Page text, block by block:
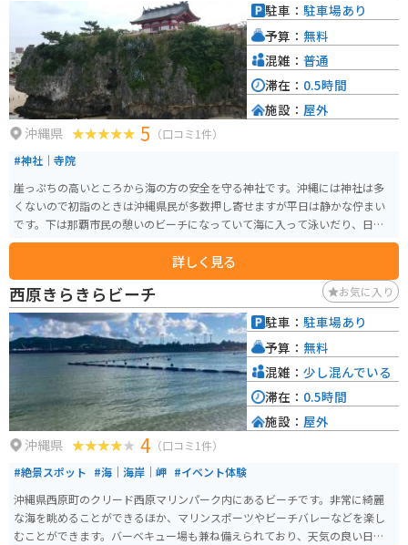
沖縄県 5 （口コミ1件）
#神社｜寺院
崖っぷちの高いところから海の方の安全を守る神社です。沖縄には神社は多
くないので初詣のときは沖縄県民が多数押し寄せますが平日は静かな佇まい
です。下は那覇市民の憩いのビーチになっていて海に入って泳いだり、日光
浴ができます。
詳しく見る
駐車： 駐車場あり
予算： 無料
混雑： 普通
滞在： 0.5時間
施設： 屋外
西原きらきらビーチ お気に入り
沖縄県 4 （口コミ1件）
#絶景スポット #海｜海岸｜岬 #イベント体験
沖縄県西原町のクリード西原マリンパーク内にあるビーチです。非常に綺麗
な海を眺めることができるほか、マリンスポーツやビーチバレーなどを楽し
むことができます。バーベキュー場も兼ね備えられており、天気の良い日の
駐車： 駐車場あり
予算： 無料
混雑： 少し混んでいる
滞在： 0.5時間
施設： 屋外